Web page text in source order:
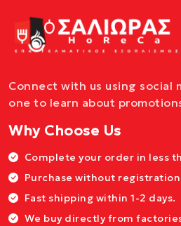
Connect with us using social
one to learn about
Why Choose Us
Complete your order in less
Purchase without
Fast shipping within 1-2 days.
We buy directly from